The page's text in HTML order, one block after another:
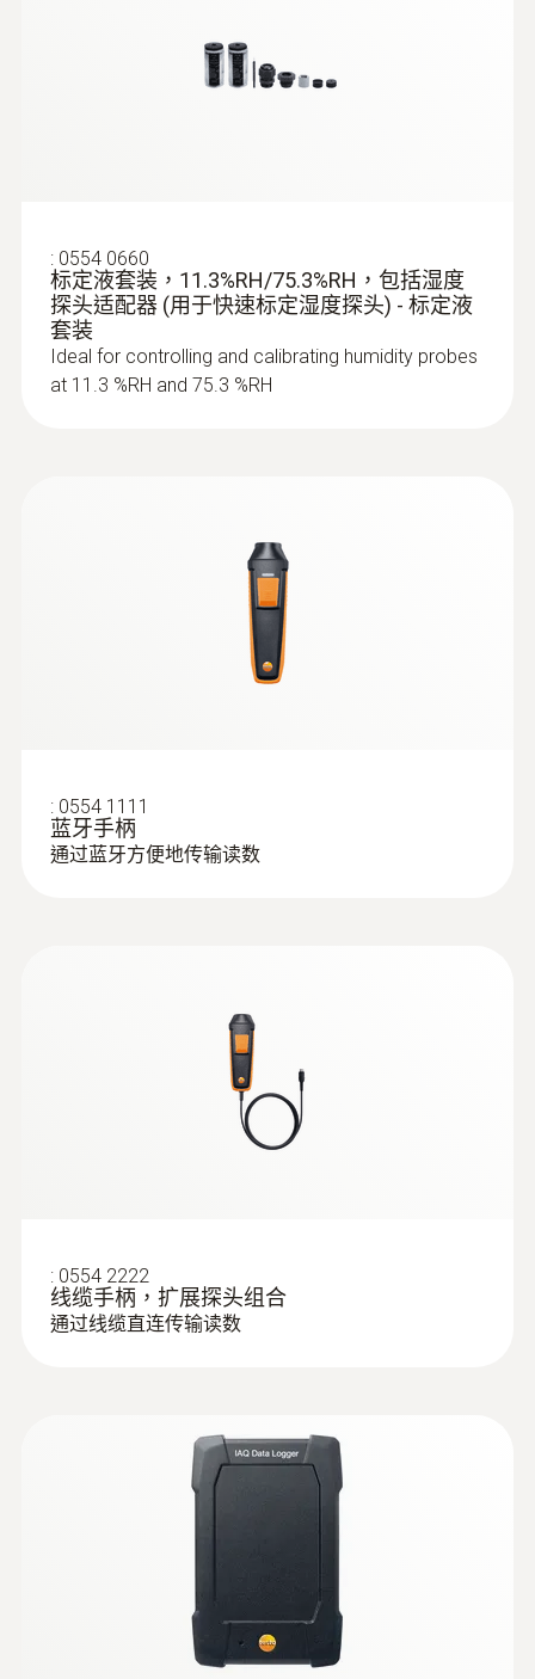
: 0554 0660
标定液套装，11.3%RH/75.3%RH，包括湿度
探头适配器 (用于快速标定湿度探头) - 标定液
套装
Ideal for controlling and calibrating humidity probes
at 11.3 %RH and 75.3 %RH
: 0554 1111
蓝牙手柄
通过蓝牙方便地传输读数
: 0554 2222
线缆手柄，扩展探头组合
通过线缆直连传输读数